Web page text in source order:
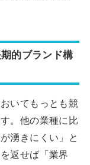
的ブランド構
いてもっとも競
。他の業種に比
湧きにくい」と
返せば「業界